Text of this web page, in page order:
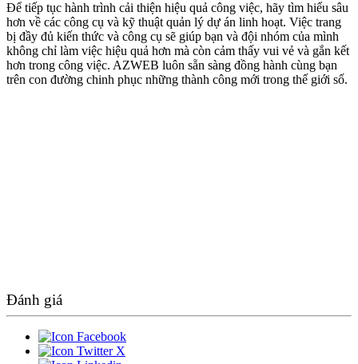
Để tiếp tục hành trình cải thiện hiệu quả công việc, hãy tìm hiểu sâu
hơn về các công cụ và kỹ thuật quản lý dự án linh hoạt. Việc trang
bị đầy đủ kiến thức và công cụ sẽ giúp bạn và đội nhóm của mình
không chỉ làm việc hiệu quả hơn mà còn cảm thấy vui vẻ và gắn kết
hơn trong công việc. AZWEB luôn sẵn sàng đồng hành cùng bạn
trên con đường chinh phục những thành công mới trong thế giới số.
Đánh giá